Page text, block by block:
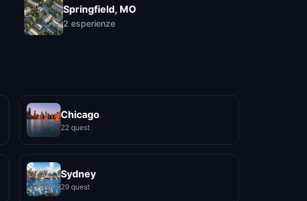
Springfield, MO
2 esperienze
Chicago
22 quest
Sydney
29 quest